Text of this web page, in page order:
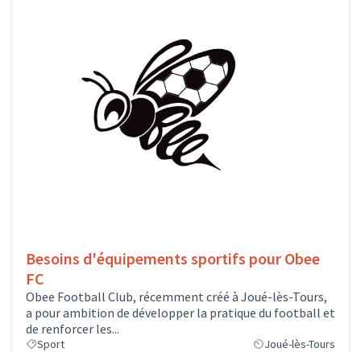
Besoins d'équipements sportifs pour Obee
FC
Obee Football Club, récemment créé à Joué-lès-Tours,
a pour ambition de développer la pratique du football et
de renforcer les...
Sport Joué-lès-Tours